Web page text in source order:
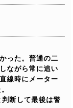
った。普通の二
ながら常に追い
線時にメーター
断して最後は警